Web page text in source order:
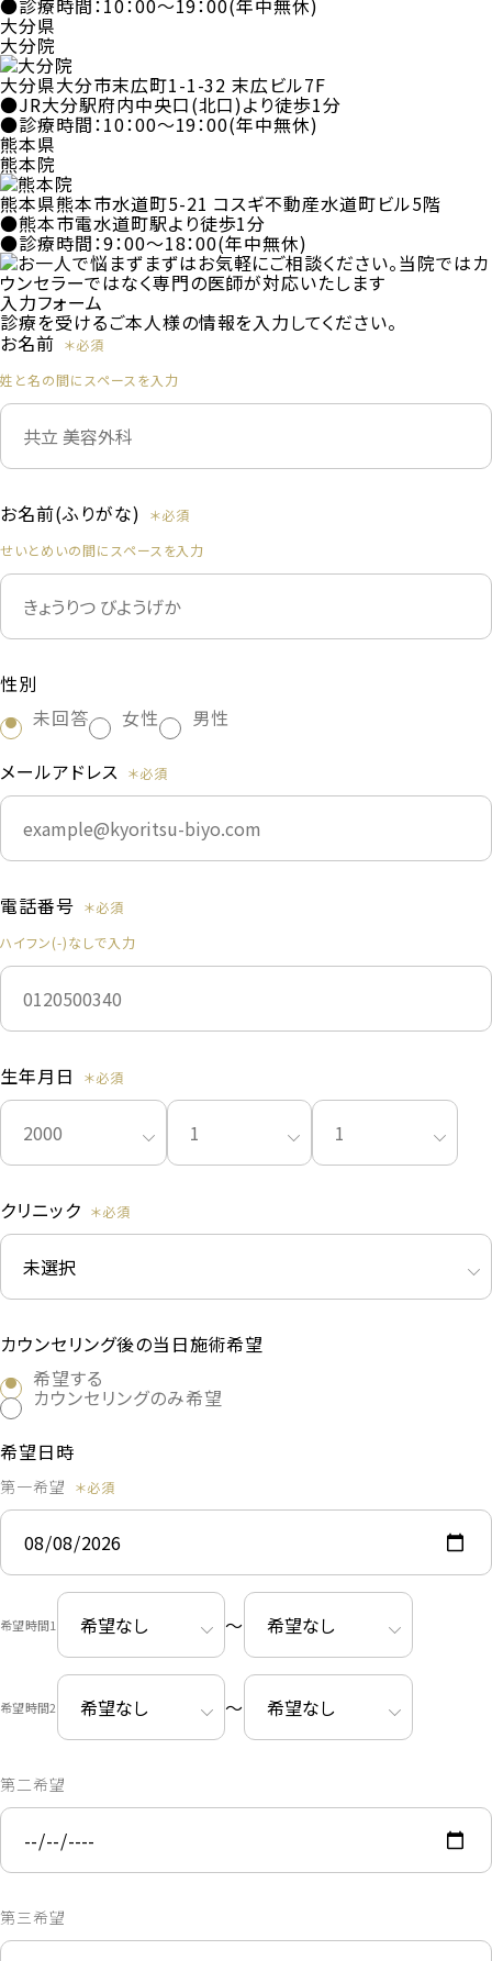
●診療時間：10：00～19：00(年中無休)
大分県
大分院
大分県大分市末広町1-1-32 末広ビル7F
●JR大分駅府内中央口(北口)より徒歩1分
●診療時間：10：00～19：00(年中無休)
熊本県
熊本院
熊本県熊本市水道町5-21 コスギ不動産水道町ビル5階
●熊本市電水道町駅より徒歩1分
●診療時間：9：00～18：00(年中無休)
入力フォーム
診療を受けるご本人様の情報を入力してください。
お名前
姓と名の間にスペースを入力
お名前(ふりがな)
せいとめいの間にスペースを入力
性別
未回答
女性 男性
メールアドレス
電話番号
ハイフン(-)なしで入力
生年月日
クリニック
カウンセリング後の当日施術希望
希望する
カウンセリングのみ希望
希望日時
第一希望
希望時間1 〜
希望時間2 〜
第二希望
第三希望